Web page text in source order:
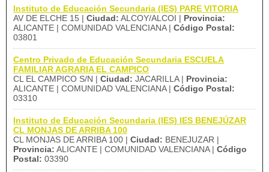
Instituto de Educación Secundaria (IES) PARE VITORIA
AV DE ELCHE 15 | Ciudad: ALCOY/ALCOI | Provincia:
ALICANTE | COMUNIDAD VALENCIANA | Código Postal:
03801
Centro Privado de Educación Secundaria ESCUELA
FAMILIAR AGRARIA EL CAMPICO
CL EL CAMPICO S/N | Ciudad: JACARILLA | Provincia:
ALICANTE | COMUNIDAD VALENCIANA | Código Postal:
03310
Instituto de Educación Secundaria (IES) IES BENEJÚZAR
CL MONJAS DE ARRIBA 100
CL MONJAS DE ARRIBA 100 | Ciudad: BENEJUZAR |
Provincia: ALICANTE | COMUNIDAD VALENCIANA | Código
Postal: 03390